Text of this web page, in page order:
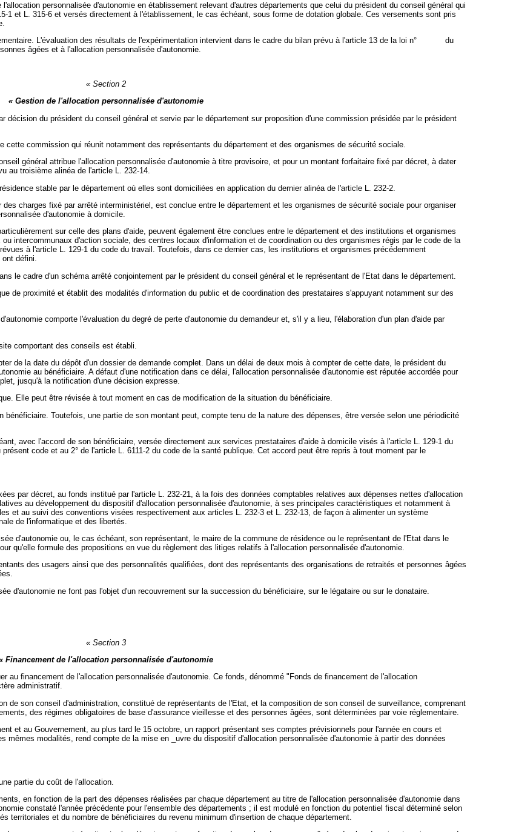
personnalisée d'autonomie en établissement relevant d'autres départements que celui du président du conseil général qui
1 et L. 315-6 et versés directement à l'établissement, le cas échéant, sous forme de dotation globale. Ces versements sont pris
L'évaluation des résultats de l'expérimentation intervient dans le cadre du bilan prévu à l'article 13 de la loi n°
du
âgées et à l'allocation personnalisée d'autonomie.
« Section 2
« Gestion de l'allocation personnalisée d'autonomie
décision du président du conseil général et servie par le département sur proposition d'une commission présidée par le président
commission qui réunit notamment des représentants du département et des organismes de sécurité sociale.
général attribue l'allocation personnalisée d'autonomie à titre provisoire, et pour un montant forfaitaire fixé par décret, à dater
au troisième alinéa de l'article L. 232-14.
stable par le département où elles sont domiciliées en application du dernier alinéa de l'article L. 232-2.
charges fixé par arrêté interministériel, est conclue entre le département et les organismes de sécurité sociale pour organiser
d'autonomie à domicile.
sur celle des plans d'aide, peuvent également être conclues entre le département et des institutions et organismes
intercommunaux d'action sociale, des centres locaux d'information et de coordination ou des organismes régis par le code de la
à l'article L. 129-1 du code du travail. Toutefois, dans ce dernier cas, les institutions et organismes précédemment
ont défini.
le cadre d'un schéma arrêté conjointement par le président du conseil général et le représentant de l'Etat dans le département.
de proximité et établit des modalités d'information du public et de coordination des prestataires s'appuyant notamment sur des
comporte l'évaluation du degré de perte d'autonomie du demandeur et, s'il y a lieu, l'élaboration d'un plan d'aide par
comportant des conseils est établi.
de la date du dépôt d'un dossier de demande complet. Dans un délai de deux mois à compter de cette date, le président du
au bénéficiaire. A défaut d'une notification dans ce délai, l'allocation personnalisée d'autonomie est réputée accordée pour
jusqu'à la notification d'une décision expresse.
Elle peut être révisée à tout moment en cas de modification de la situation du bénéficiaire.
Toutefois, une partie de son montant peut, compte tenu de la nature des dépenses, être versée selon une périodicité
avec l'accord de son bénéficiaire, versée directement aux services prestataires d'aide à domicile visés à l'article L. 129-1 du
code et au 2° de l'article L. 6111-2 du code de la santé publique. Cet accord peut être repris à tout moment par le
par décret, au fonds institué par l'article L. 232-21, à la fois des données comptables relatives aux dépenses nettes d'allocation
au développement du dispositif d'allocation personnalisée d'autonomie, à ses principales caractéristiques et notamment à
et au suivi des conventions visées respectivement aux articles L. 232-3 et L. 232-13, de façon à alimenter un système
de l'informatique et des libertés.
d'autonomie ou, le cas échéant, son représentant, le maire de la commune de résidence ou le représentant de l'Etat dans le
qu'elle formule des propositions en vue du règlement des litiges relatifs à l'allocation personnalisée d'autonomie.
des usagers ainsi que des personnalités qualifiées, dont des représentants des organisations de retraités et personnes âgées
d'autonomie ne font pas l'objet d'un recouvrement sur la succession du bénéficiaire, sur le légataire ou sur le donataire.
« Section 3
Financement de l'allocation personnalisée d'autonomie
financement de l'allocation personnalisée d'autonomie. Ce fonds, dénommé "Fonds de financement de l'allocation
administratif.
de son conseil d'administration, constitué de représentants de l'Etat, et la composition de son conseil de surveillance, comprenant
des régimes obligatoires de base d'assurance vieillesse et des personnes âgées, sont déterminées par voie réglementaire.
et au Gouvernement, au plus tard le 15 octobre, un rapport présentant ses comptes prévisionnels pour l'année en cours et
mêmes modalités, rend compte de la mise en _uvre du dispositif d'allocation personnalisée d'autonomie à partir des données
partie du coût de l'allocation.
en fonction de la part des dépenses réalisées par chaque département au titre de l'allocation personnalisée d'autonomie dans
constaté l'année précédente pour l'ensemble des départements ; il est modulé en fonction du potentiel fiscal déterminé selon
territoriales et du nombre de bénéficiaires du revenu minimum d'insertion de chaque département.